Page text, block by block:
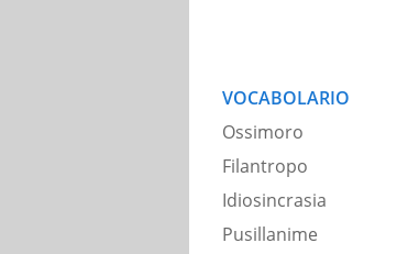
VOCABOLARIO
Ossimoro
Filantropo
Idiosincrasia
Pusillanime